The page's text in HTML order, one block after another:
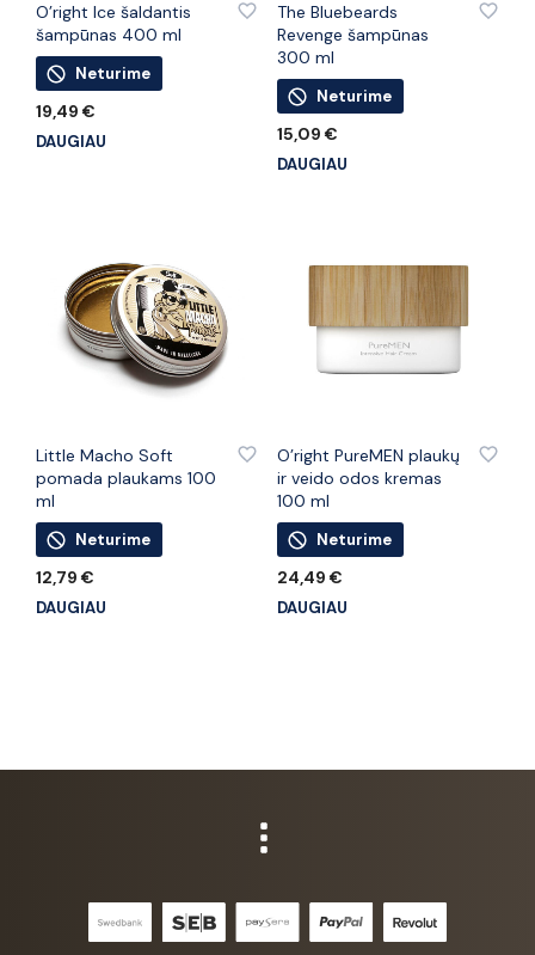
O’right Ice šaldantis
šampūnas 400 ml
Neturime
19,49 €
DAUGIAU
The Bluebeards
Revenge šampūnas
300 ml
Neturime
15,09 €
DAUGIAU
Little Macho Soft
pomada plaukams 100
ml
Neturime
12,79 €
DAUGIAU
O’right PureMEN plaukų
ir veido odos kremas
100 ml
Neturime
24,49 €
DAUGIAU